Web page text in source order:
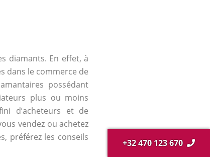
diamants. En effet, à
dans le commerce de
possédant
plus ou moins
d’acheteurs et de
vendez ou achetez
préférez les conseils
+32 470 123 670